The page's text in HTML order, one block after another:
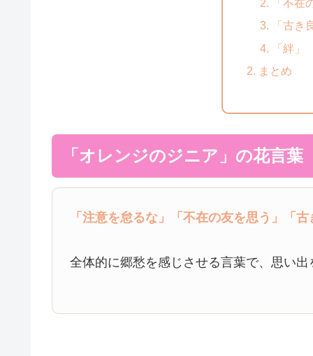
「不在
「古き
「絆」
まとめ
「オレンジのジニア」の花言葉
「注意を怠るな」 「不在の友を思う」 「
全体的に郷愁を感じさせる言葉で、思い出